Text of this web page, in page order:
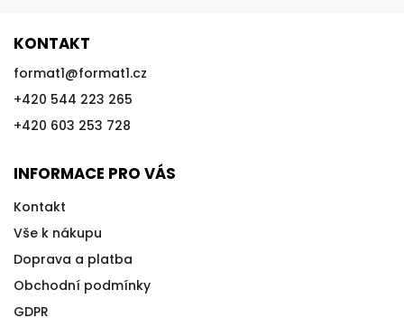
KONTAKT
format1@format1.cz
+420 544 223 265
+420 603 253 728
INFORMACE PRO VÁS
Kontakt
Vše k nákupu
Doprava a platba
Obchodní podmínky
GDPR